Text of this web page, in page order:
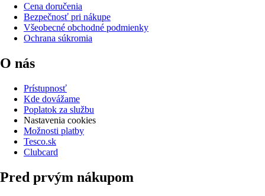
Cena doručenia
Bezpečnosť pri nákupe
Všeobecné obchodné podmienky
Ochrana súkromia
O nás
Prístupnosť
Kde dovážame
Poplatok za službu
Nastavenia cookies
Možnosti platby
Tesco.sk
Clubcard
Pred prvým nákupom